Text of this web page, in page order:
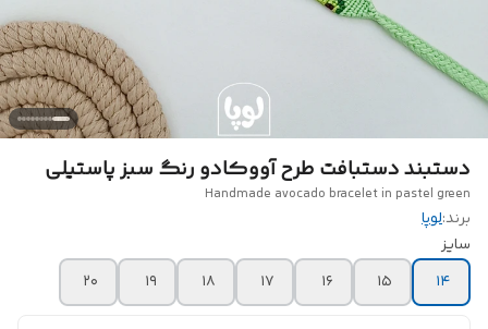
دستبند دستبافت طرح آووکادو رنگ سبز پاستیلی
Handmade avocado bracelet in pastel green
برند:لوپا
سایز
۱۴
۱۵ ۱۶ ۱۷ ۱۸ ۱۹ ۲۰